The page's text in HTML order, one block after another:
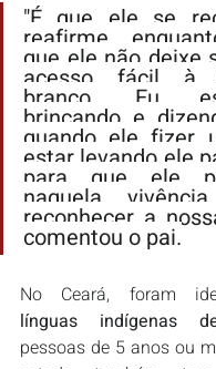
"É que ele se
reafirme
que ele não deixe
acesso fácil à
branco. Eu
brincando e
quando ele fizer
estar levando ele
para que ele
naquela
reconhecer a
comentou o pai.
No Ceará, foram
línguas indígenas
pessoas de 5 anos ou